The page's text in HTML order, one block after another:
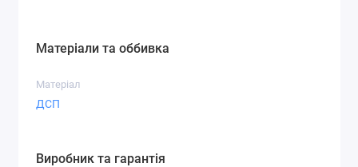
Матеріали та оббивка
Матеріал
ДСП
Виробник та гарантія